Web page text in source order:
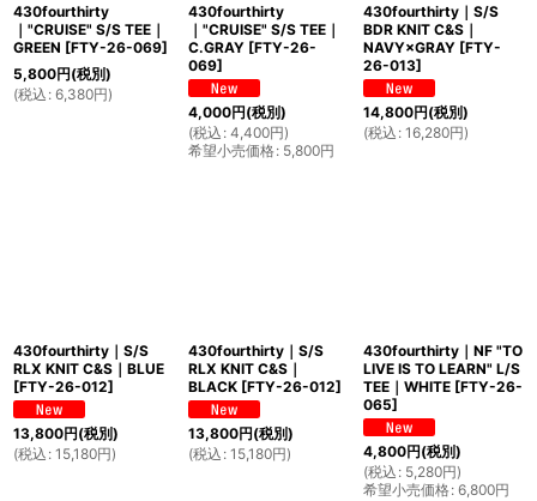
430fourthirty
｜"CRUISE" S/S TEE｜
GREEN [FTY-26-069]
5,800円(税別)
(税込 : 6,380円)
430fourthirty
｜"CRUISE" S/S TEE｜
C.GRAY [FTY-26-
069]
4,000円(税別)
(税込 : 4,400円)
希望小売価格: 5,800円
430fourthirty｜S/S
BDR KNIT C&S｜
NAVY×GRAY [FTY-
26-013]
14,800円(税別)
(税込 : 16,280円)
430fourthirty｜S/S
RLX KNIT C&S｜BLUE
[FTY-26-012]
13,800円(税別)
(税込 : 15,180円)
430fourthirty｜S/S
RLX KNIT C&S｜
BLACK [FTY-26-012]
13,800円(税別)
(税込 : 15,180円)
430fourthirty｜NF "TO
LIVE IS TO LEARN" L/S
TEE｜WHITE [FTY-26-
065]
4,800円(税別)
(税込 : 5,280円)
希望小売価格: 6,800円